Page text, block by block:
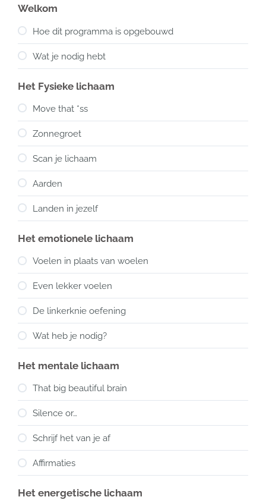
Welkom
Hoe dit programma is opgebouwd
Wat je nodig hebt
Het Fysieke lichaam
Move that *ss
Zonnegroet
Scan je lichaam
Aarden
Landen in jezelf
Het emotionele lichaam
Voelen in plaats van woelen
Even lekker voelen
De linkerknie oefening
Wat heb je nodig?
Het mentale lichaam
That big beautiful brain
Silence or…
Schrijf het van je af
Affirmaties
Het energetische lichaam